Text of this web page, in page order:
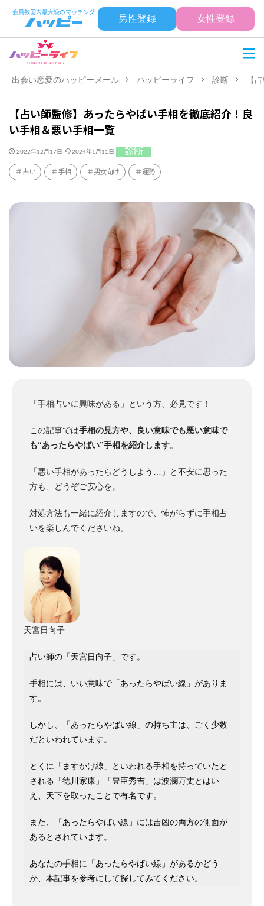
男性登録 女性登録
出会い恋愛のハッピーメール ハッピーライフ 診断 【
【占い師監修】あったらやばい手相を徹底紹介！良
い手相＆悪い手相一覧
2022年12月17日 2024年1月11日 診断
占い 手相 男女向け 運勢
「手相占いに興味がある」という方、必見です！
この記事では手相の見方や、良い意味でも悪い意味で
も“あったらやばい”手相を紹介します。
「悪い手相があったらどうしよう…」と不安に思った
方も、どうぞご安心を。
対処方法も一緒に紹介しますので、怖がらずに手相占
いを楽しんでくださいね。
天宮日向子
占い師の「天宮日向子」です。
手相には、いい意味で「あったらやばい線」がありま
す。
しかし、「あったらやばい線」の持ち主は、ごく少数
だといわれています。
とくに「ますかけ線」といわれる手相を持っていたと
される「徳川家康」「豊臣秀吉」は波瀾万丈とはい
え、天下を取ったことで有名です。
また、「あったらやばい線」には吉凶の両方の側面が
あるとされています。
あなたの手相に「あったらやばい線」があるかどう
か、本記事を参考にして探してみてください。